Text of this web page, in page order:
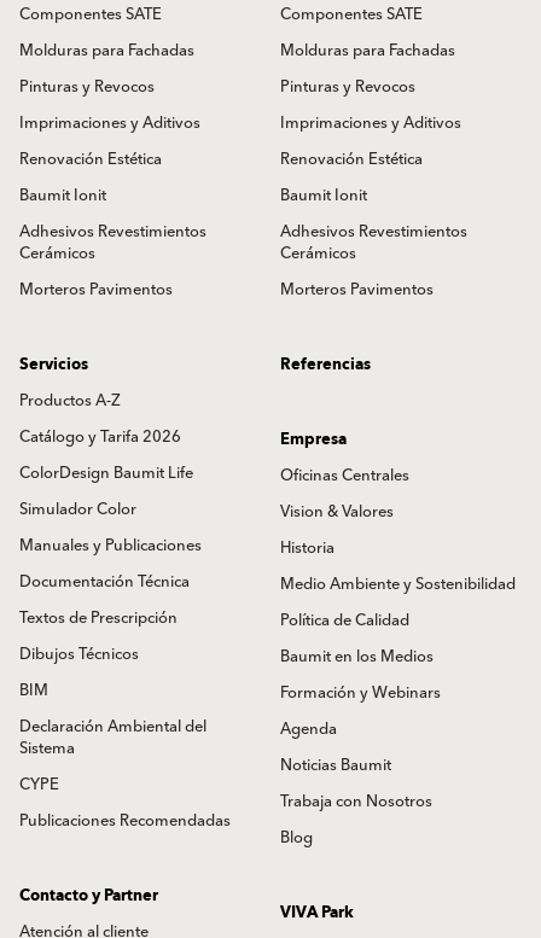
Componentes SATE
Molduras para Fachadas
Pinturas y Revocos
Imprimaciones y Aditivos
Renovación Estética
Baumit Ionit
Adhesivos Revestimientos
Cerámicos
Morteros Pavimentos
Componentes SATE
Molduras para Fachadas
Pinturas y Revocos
Imprimaciones y Aditivos
Renovación Estética
Baumit Ionit
Adhesivos Revestimientos
Cerámicos
Morteros Pavimentos
Servicios
Productos A-Z
Catálogo y Tarifa 2026
ColorDesign Baumit Life
Simulador Color
Manuales y Publicaciones
Documentación Técnica
Textos de Prescripción
Dibujos Técnicos
BIM
Declaración Ambiental del
Sistema
CYPE
Publicaciones Recomendadas
Referencias
Empresa
Oficinas Centrales
Vision & Valores
Historia
Medio Ambiente y Sostenibilidad
Política de Calidad
Baumit en los Medios
Formación y Webinars
Agenda
Noticias Baumit
Trabaja con Nosotros
Blog
Contacto y Partner
Atención al cliente
VIVA Park